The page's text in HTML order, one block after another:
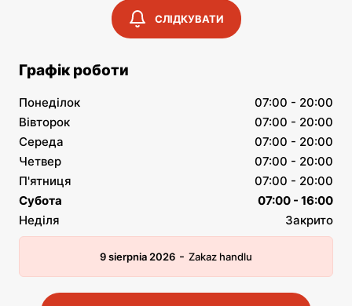
СЛІДКУВАТИ
Графік роботи
Понеділок
07:00 - 20:00
Вівторок
07:00 - 20:00
Середа
07:00 - 20:00
Четвер
07:00 - 20:00
П'ятниця
07:00 - 20:00
Субота
07:00 - 16:00
Неділя
Закрито
9 sierpnia 2026 - Zakaz handlu